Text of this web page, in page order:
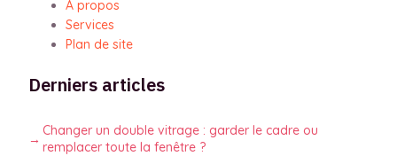
À propos
Services
Plan de site
Derniers articles
Changer un double vitrage : garder le cadre ou
remplacer toute la fenêtre ?